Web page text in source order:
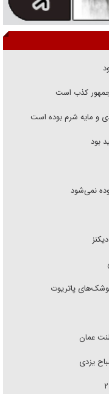
جمهور کذب است
و مایه شرم بوده است
بود
نمی‌شود
پاتریوت
عمان
یزدی